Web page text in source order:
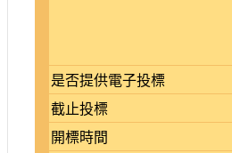
是否提供電子投標
截止投標
開標時間